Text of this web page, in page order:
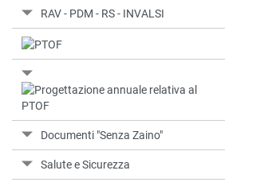
RAV - PDM - RS - INVALSI
Documenti "Senza Zaino"
Salute e Sicurezza